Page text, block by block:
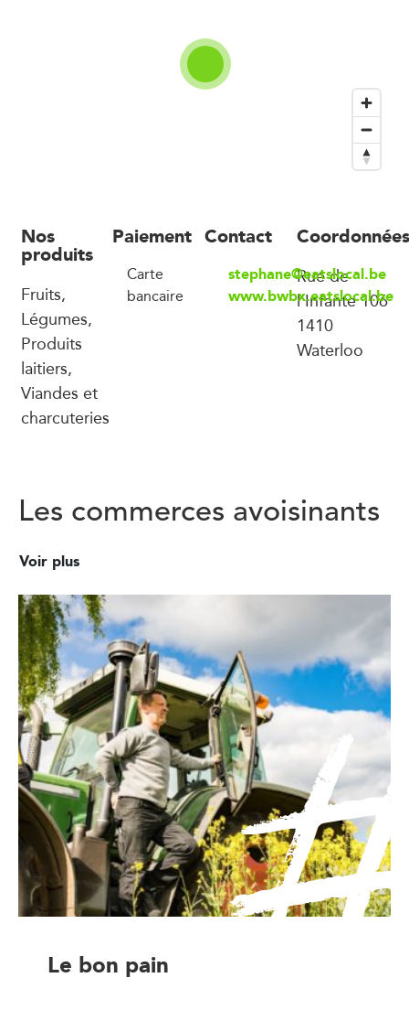
Nos
produits
Fruits,
Légumes,
Produits
laitiers,
Viandes et
charcuteries
Paiement
Carte
bancaire
Contact
stephane@eatslocal.be
www.bwbx.eatslocal.be
Coordonnées
Rue de
l’Infante 106
1410
Waterloo
Les commerces avoisinants
Voir plus
Le bon pain